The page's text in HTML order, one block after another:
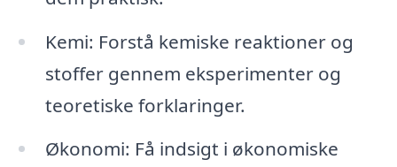
Kemi: Forstå kemiske reaktioner og
stoffer gennem eksperimenter og
teoretiske forklaringer.
Økonomi: Få indsigt i økonomiske